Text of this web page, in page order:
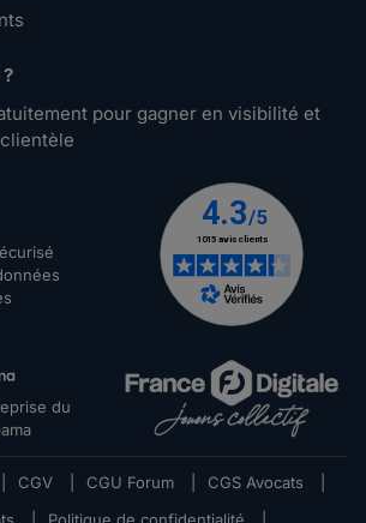
pour gagner en visibilité et
du
CGV CGU Forum CGS Avocats